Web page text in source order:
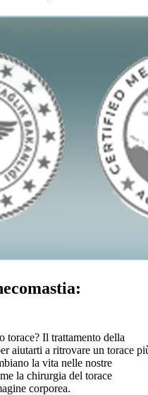
torace? Il trattamento della
aiutarti a ritrovare un torace
la vita nelle nostre
la chirurgia del torace
corporea.